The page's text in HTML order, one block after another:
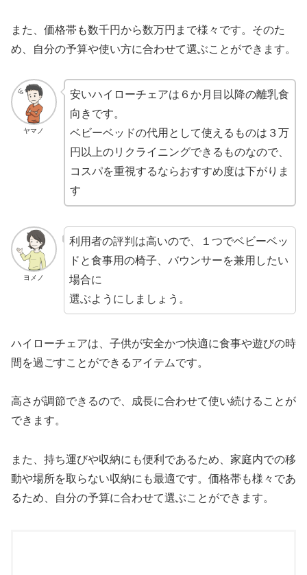
また、価格帯も数千円から数万円まで様々です。そのた
め、自分の予算や使い方に合わせて選ぶことができます。
ヤマノ
安いハイローチェアは６か月目以降の離乳食
向きです。
ベビーベッドの代用として使えるものは３万
円以上のリクライニングできるものなので、
コスパを重視するならおすすめ度は下がりま
す
ヨメノ
利用者の評判は高いので、１つでベビーベッ
ドと食事用の椅子、バウンサーを兼用したい
場合に
選ぶようにしましょう。
ハイローチェアは、子供が安全かつ快適に食事や遊びの時
間を過ごすことができるアイテムです。
高さが調節できるので、成長に合わせて使い続けることが
できます。
また、持ち運びや収納にも便利であるため、家庭内での移
動や場所を取らない収納にも最適です。価格帯も様々であ
るため、自分の予算に合わせて選ぶことができます。